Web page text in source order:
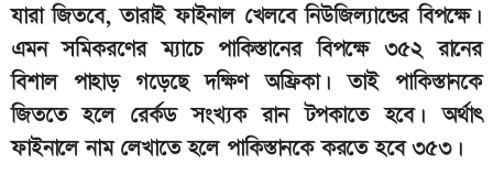
যারা জিতবে, তারাই ফাইনাল খেলবে নিউজিল্যান্ডের বিপক্ষে।
এমন সমিকরণের ম্যাচে পাকিস্তানের বিপক্ষে ৩৫২ রানের
বিশাল পাহাড় গড়েছে দক্ষিণ অফ্রিকা। তাই পাকিস্তানকে
জিততে হলে রের্কড সংখ্যক রান টপকাতে হবে। অর্থাৎ
ফাইনালে নাম লেখাতে হলে পাকিস্তানকে করতে হবে ৩৫৩।